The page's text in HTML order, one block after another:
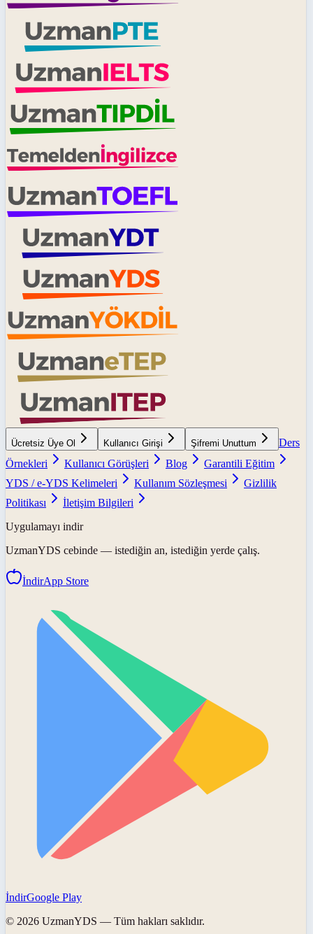
Ücretsiz Üye Ol Kullanıcı Girişi Şifremi Unuttum
Ders
Örnekleri
Kullanıcı Görüşleri Blog
Garantili Eğitim
YDS / e-YDS Kelimeleri
Kullanım Sözleşmesi
Gizlilik
Politikası
İletişim Bilgileri
Uygulamayı indir
UzmanYDS cebinde — istediğin an, istediğin yerde çalış.
İndirApp Store
İndirGoogle Play
© 2026 UzmanYDS — Tüm hakları saklıdır.